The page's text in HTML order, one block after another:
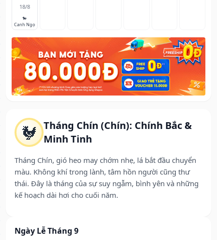
🐓 Tháng Chín (Chín): Chính Bắc &
Minh Tinh
Tháng Chín, gió heo may chớm nhẹ, lá bắt đầu chuyển
màu. Không khí trong lành, tâm hồn người cũng thư
thái. Đây là tháng của sự suy ngẫm, bình yên và những
kế hoạch dài hơi cho cuối năm.
Ngày Lễ Tháng 9
18/8
🐎
Canh Ngọ